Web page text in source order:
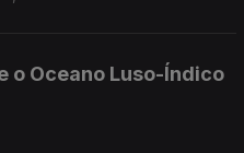
o Oceano Luso-Índico